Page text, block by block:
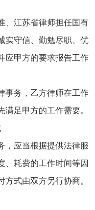
、江苏省律师担任国有
实守信、勤勉尽职、优
应甲方的要求报告工作
事务，乙方律师在工作
足甲方的工作需要。
，应当根据提供法律服
、耗费的工作时间等因
式由双方另行协商。